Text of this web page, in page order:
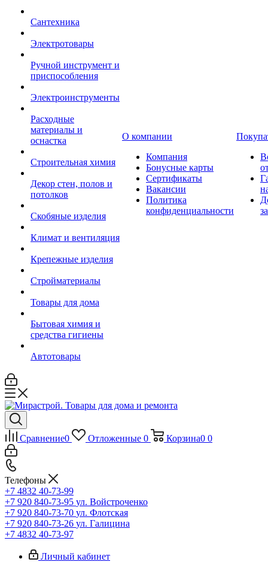
Сантехника
Электротовары
Ручной инструмент и
приспособления
Электроинструменты
Расходные
материалы и
оснастка
Строительная химия
Декор стен, полов и
потолков
Скобяные изделия
Климат и вентиляция
Крепежные изделия
Стройматериалы
Товары для дома
Бытовая химия и
средства гигиены
Автотовары
О компании
Компания
Бонусные карты
Сертификаты
Вакансии
Политика
конфиденциальности
Сравнение0 Отложенные 0 Корзина0 0
Телефоны
+7 4832 40-73-99
+7 920 840-73-95 ул. Войстроченко
+7 920 840-73-70 ул. Флотская
+7 920 840-73-26 ул. Галицина
+7 4832 40-73-97
Личный кабинет